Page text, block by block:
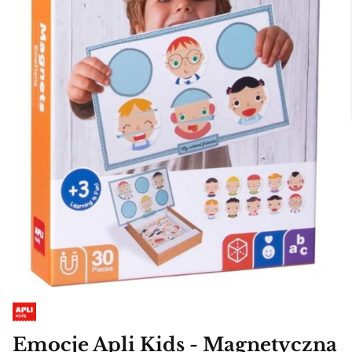
Emocje Apli Kids - Magnetyczna